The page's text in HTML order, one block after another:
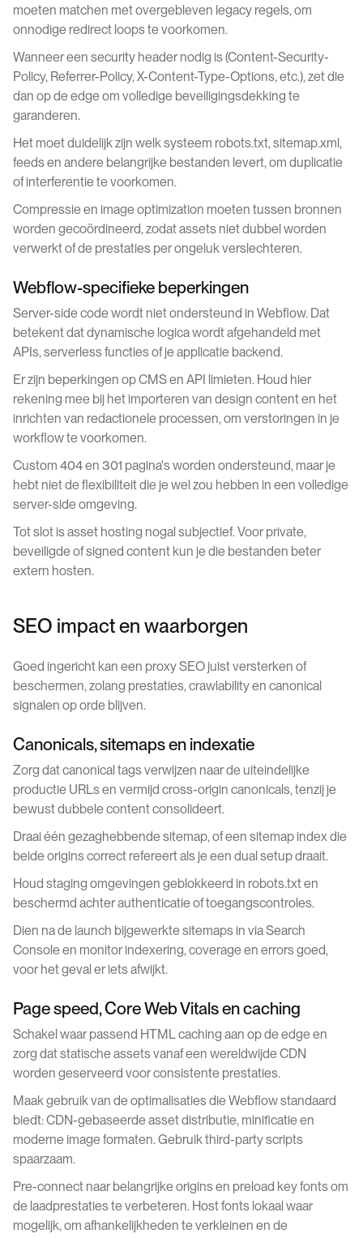
moeten matchen met overgebleven legacy regels, om
onnodige redirect loops te voorkomen.
Wanneer een security header nodig is (Content-Security-
Policy, Referrer-Policy, X-Content-Type-Options, etc.), zet die
dan op de edge om volledige beveiligingsdekking te
garanderen.
Het moet duidelijk zijn welk systeem robots.txt, sitemap.xml,
feeds en andere belangrijke bestanden levert, om duplicatie
of interferentie te voorkomen.
Compressie en image optimization moeten tussen bronnen
worden gecoördineerd, zodat assets niet dubbel worden
verwerkt of de prestaties per ongeluk verslechteren.
Webflow-specifieke beperkingen
Server-side code wordt niet ondersteund in Webflow. Dat
betekent dat dynamische logica wordt afgehandeld met
APIs, serverless functies of je applicatie backend.
Er zijn beperkingen op CMS en API limieten. Houd hier
rekening mee bij het importeren van design content en het
inrichten van redactionele processen, om verstoringen in je
workflow te voorkomen.
Custom 404 en 301 pagina's worden ondersteund, maar je
hebt niet de flexibiliteit die je wel zou hebben in een volledige
server-side omgeving.
Tot slot is asset hosting nogal subjectief. Voor private,
beveiligde of signed content kun je die bestanden beter
extern hosten.
SEO impact en waarborgen
Goed ingericht kan een proxy SEO juist versterken of
beschermen, zolang prestaties, crawlability en canonical
signalen op orde blijven.
Canonicals, sitemaps en indexatie
Zorg dat canonical tags verwijzen naar de uiteindelijke
productie URLs en vermijd cross-origin canonicals, tenzij je
bewust dubbele content consolideert.
Draai één gezaghebbende sitemap, of een sitemap index die
beide origins correct refereert als je een dual setup draait.
Houd staging omgevingen geblokkeerd in robots.txt en
beschermd achter authenticatie of toegangscontroles.
Dien na de launch bijgewerkte sitemaps in via Search
Console en monitor indexering, coverage en errors goed,
voor het geval er iets afwijkt.
Page speed, Core Web Vitals en caching
Schakel waar passend HTML caching aan op de edge en
zorg dat statische assets vanaf een wereldwijde CDN
worden geserveerd voor consistente prestaties.
Maak gebruik van de optimalisaties die Webflow standaard
biedt: CDN-gebaseerde asset distributie, minificatie en
moderne image formaten. Gebruik third-party scripts
spaarzaam.
Pre-connect naar belangrijke origins en preload key fonts om
de laadprestaties te verbeteren. Host fonts lokaal waar
mogelijk, om afhankelijkheden te verkleinen en de